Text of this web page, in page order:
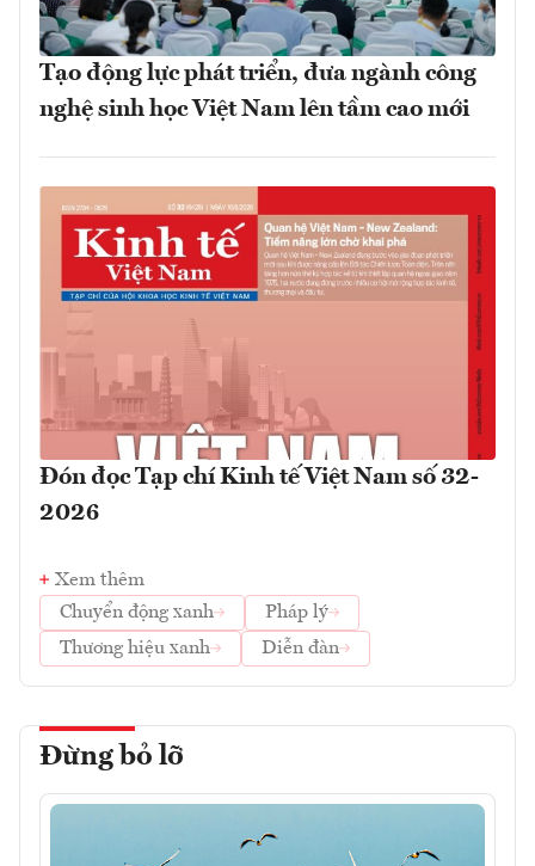
Tạo động lực phát triển, đưa ngành công
nghệ sinh học Việt Nam lên tầm cao mới
Đón đọc Tạp chí Kinh tế Việt Nam số 32-
2026
Xem thêm
Chuyển động xanh
Pháp lý
Thương hiệu xanh
Diễn đàn
Đừng bỏ lỡ